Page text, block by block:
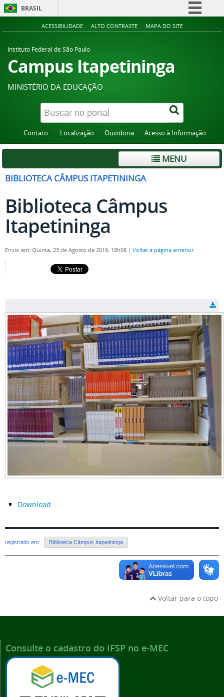
BRASIL
Simplifique!
Acesso à informação
Canais
ACESSIBILIDADE ALTO CONTRASTE MAPA DO SITE
Instituto Federal de São Paulo
Campus Itapetininga
MINISTÉRIO DA EDUCAÇÃO
Contato Localização Ouvidoria Acesso à Informação
MENU
BIBLIOTECA CÂMPUS ITAPETININGA
Biblioteca Câmpus
Itapetininga
Envio em: Quinta, 23 de Agosto de 2018, 18h08 | Voltar à página anterior
Download
registrado em: Biblioteca Câmpus Itapetininga
Voltar para o topo
Consulte o cadastro do IFSP no e-MEC